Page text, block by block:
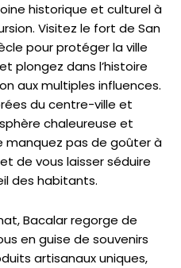
historique et culturel à
Visitez le fort de San
pour protéger la ville
plongez dans l’histoire
aux multiples influences.
du centre-ville et
chaleureuse et
manquez pas de goûter à
de vous laisser séduire
des habitants.
Bacalar regorge de
en guise de souvenirs
artisanaux uniques,